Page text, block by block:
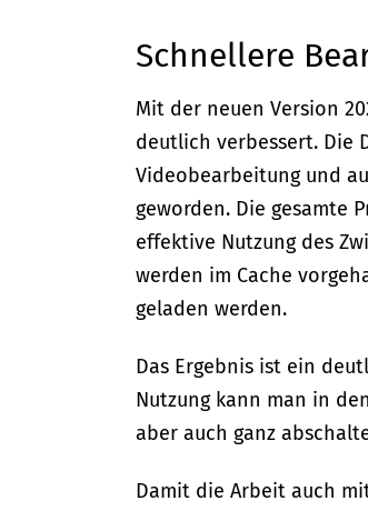
Schnellere
Mit der neuen Version
deutlich verbessert. Die
Videobearbeitung und
geworden. Die gesamte
effektive Nutzung des
werden im Cache
geladen werden.
Das Ergebnis ist ein
Nutzung kann man in
aber auch ganz
Damit die Arbeit auch